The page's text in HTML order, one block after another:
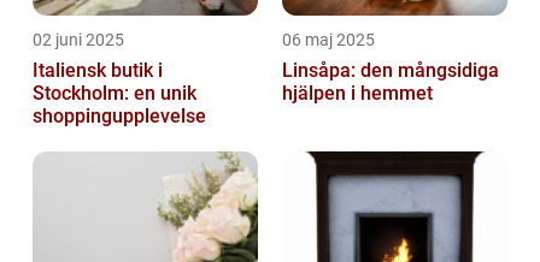
02 juni 2025
Italiensk butik i
Stockholm: en unik
shoppingupplevelse
06 maj 2025
Linsåpa: den mångsidiga
hjälpen i hemmet